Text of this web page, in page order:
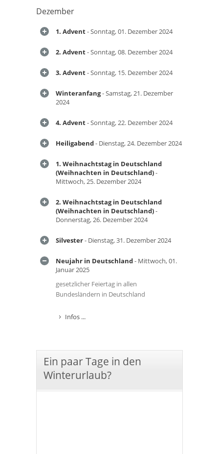
Dezember
1. Advent- Sonntag, 01. Dezember 2024
2. Advent- Sonntag, 08. Dezember 2024
3. Advent- Sonntag, 15. Dezember 2024
Winteranfang- Samstag, 21. Dezember
2024
4. Advent- Sonntag, 22. Dezember 2024
Heiligabend- Dienstag, 24. Dezember 2024
1. Weihnachtstag in Deutschland
(Weihnachten in Deutschland)-
Mittwoch, 25. Dezember 2024
2. Weihnachtstag in Deutschland
(Weihnachten in Deutschland)-
Donnerstag, 26. Dezember 2024
Silvester- Dienstag, 31. Dezember 2024
Neujahr in Deutschland- Mittwoch, 01.
Januar 2025
gesetzlicher Feiertag in allen
Bundesländern in Deutschland
Infos ...
Ein paar Tage in den
Winterurlaub?